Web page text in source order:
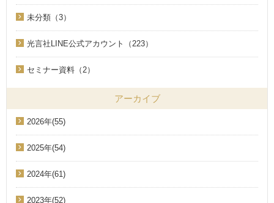
未分類（3）
光言社LINE公式アカウント（223）
セミナー資料（2）
アーカイブ
2026年(55)
2025年(54)
2024年(61)
2023年(52)